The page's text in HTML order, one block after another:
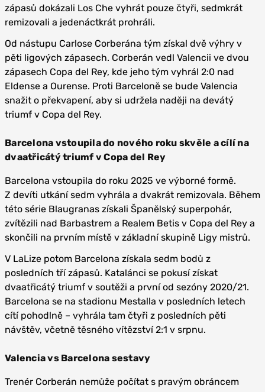
zápasů dokázali Los Che vyhrát pouze čtyři, sedmkrát
remizovali a jedenáctkrát prohráli.
Od nástupu Carlose Corberána tým získal dvě výhry v
pěti ligových zápasech. Corberán vedl Valencii ve dvou
zápasech Copa del Rey, kde jeho tým vyhrál 2:0 nad
Eldense a Ourense. Proti Barceloně se bude Valencia
snažit o překvapení, aby si udržela naději na devátý
triumf v Copa del Rey.
Barcelona vstoupila do nového roku skvěle a cílí na
dvaatřicátý triumf v Copa del Rey
Barcelona vstoupila do roku 2025 ve výborné formě.
Z devíti utkání sedm vyhrála a dvakrát remizovala. Během
této série Blaugranas získali Španělský superpohár,
zvítězili nad Barbastrem a Realem Betis v Copa del Rey a
skončili na prvním místě v základní skupině Ligy mistrů.
V LaLize potom Barcelona získala sedm bodů z
posledních tří zápasů. Katalánci se pokusí získat
dvaatřicátý triumf v soutěži a první od sezóny 2020/21.
Barcelona se na stadionu Mestalla v posledních letech
cítí pohodlně – vyhrála tam čtyři z posledních pěti
návštěv, včetně těsného vítězství 2:1 v srpnu.
Valencia vs Barcelona sestavy
Trenér Corberán nemůže počítat s pravým obráncem